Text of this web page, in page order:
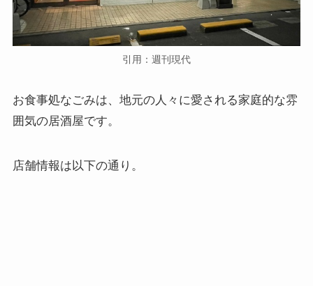
引用：週刊現代
お食事処なごみは、地元の人々に愛される家庭的な雰
囲気の居酒屋です。
店舗情報は以下の通り。